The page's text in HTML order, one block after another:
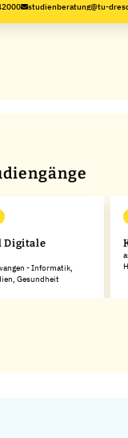
studienberatung@tu-
Digitale
- Informatik,
Gesundheit